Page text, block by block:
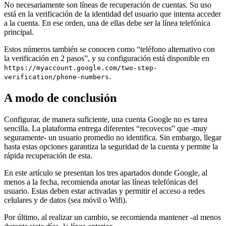
No necesariamente son líneas de recuperación de cuentas. Su uso
está en la verificación de la identidad del usuario que intenta acceder
a la cuenta. En ese orden, una de ellas debe ser la línea telefónica
principal.
Estos números también se conocen como “teléfono alternativo con
la verificación en 2 pasos”, y su configuración está disponible en
https://myaccount.google.com/two-step-
verification/phone-numbers.
A modo de conclusión
Configurar, de manera suficiente, una cuenta Google no es tarea
sencilla. La plataforma entrega diferentes “recovecos” que -muy
seguramente- un usuario promedio no identifica. Sin embargo, llegar
hasta estas opciones garantiza la seguridad de la cuenta y permite la
rápida recuperación de esta.
En este artículo se presentan los tres apartados donde Google, al
menos a la fecha, recomienda anotar las líneas telefónicas del
usuario. Estas deben estar activadas y permitir el acceso a redes
celulares y de datos (sea móvil o Wifi).
Por último, al realizar un cambio, se recomienda mantener -al menos